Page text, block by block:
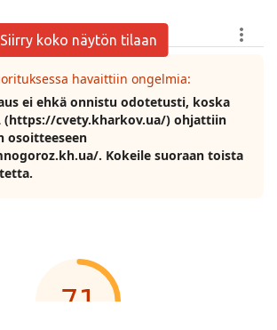
Siirry koko näytön tilaan